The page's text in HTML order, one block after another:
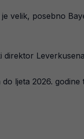
velik, posebno
ljeta 2026.